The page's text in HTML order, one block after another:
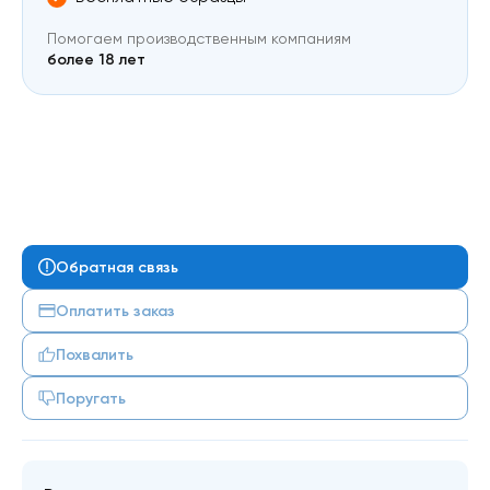
Помогаем производственным компаниям
более 18 лет
Обратная связь
Оплатить заказ
Похвалить
Поругать